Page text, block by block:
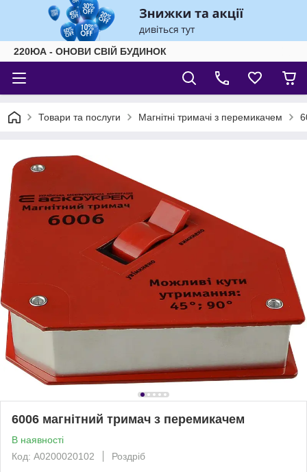
220ЮА - ОНОВИ СВІЙ БУДИНОК
Товари та послуги Магнітні тримачі з перемикачем
6006 магнітний тримач з перемикачем
В наявності
Код: A0200020102
Роздріб